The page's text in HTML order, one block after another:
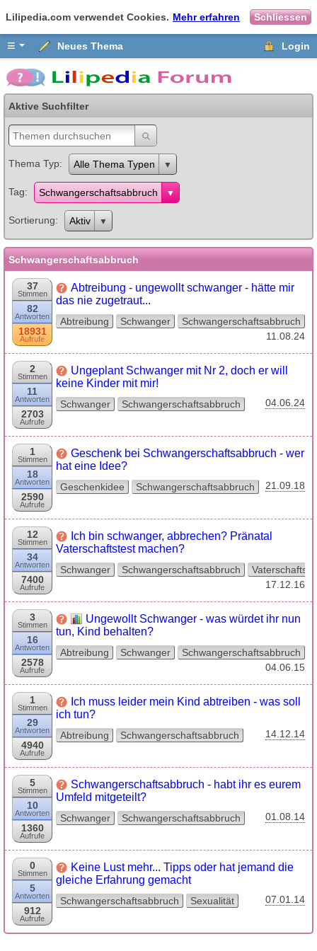
Lilipedia.com verwendet Cookies. Mehr erfahren Schliessen
≡ Neues Thema Login
Aktive Suchfilter
Thema Typ Alle Thema Typen
Tag Schwangerschaftsabbruch
Sortierung Aktiv
Schwangerschaftsabbruch
37
Stimmen
82
Antworten
18931
Aufrufe
Abtreibung - ungewollt schwanger - hätte mir
das nie zugetraut...
Abtreibung Schwanger
Schwangerschaftsabbruch
11.08.24
2
Stimmen
11
Antworten
2703
Aufrufe
Ungeplant Schwanger mit Nr 2, doch er will
keine Kinder mit mir!
Schwanger Schwangerschaftsabbruch 04.06.24
1
Stimmen
18
Antworten
2590
Aufrufe
Geschenk bei Schwangerschaftsabbruch - wer
hat eine Idee?
Geschenkidee Schwangerschaftsabbruch 21.09.18
12
Stimmen
34
Antworten
7400
Aufrufe
Ich bin schwanger, abbrechen? Pränatal
Vaterschaftstest machen?
Schwanger Schwangerschaftsabbruch
17.12.16
3
Stimmen
16
Antworten
2578
Aufrufe
Ungewollt Schwanger - was würdet ihr nun
tun, Kind behalten?
Abtreibung Schwanger
Schwangerschaftsabbruch
04.06.15
1
Stimmen
29
Antworten
4940
Aufrufe
Ich muss leider mein Kind abtreiben - was soll
ich tun?
Abtreibung Schwangerschaftsabbruch 14.12.14
5
Stimmen
10
Antworten
1360
Aufrufe
Schwangerschaftsabbruch - habt ihr es eurem
Umfeld mitgeteilt?
Schwanger Schwangerschaftsabbruch 01.08.14
0
Stimmen
5
Antworten
912
Aufrufe
Keine Lust mehr... Tipps oder hat jemand die
gleiche Erfahrung gemacht
Schwangerschaftsabbruch Sexualität 07.01.14